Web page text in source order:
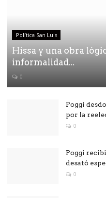
Política San Luis
Hissa y una obra
informalidad...
0
Poggi
por la
0
Poggi
desató
0